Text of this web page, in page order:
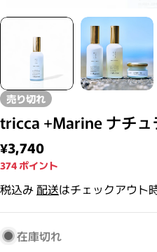
売り切れ
tricca +Marine ナチュ
通常価格
¥3,740
374ポイント
税込み配送はチェックアウト
在庫切れ